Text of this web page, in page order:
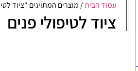
עמוד הבית/ מוצרים המתויגים “ציוד
ציוד לטיפולי פנים